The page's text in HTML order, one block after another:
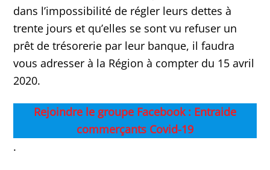
dans l’impossibilité de régler leurs dettes à
trente jours et qu’elles se sont vu refuser un
prêt de trésorerie par leur banque, il faudra
vous adresser à la Région à compter du 15 avril
2020.
Rejoindre le groupe Facebook : Entraide
commerçants Covid-19
.